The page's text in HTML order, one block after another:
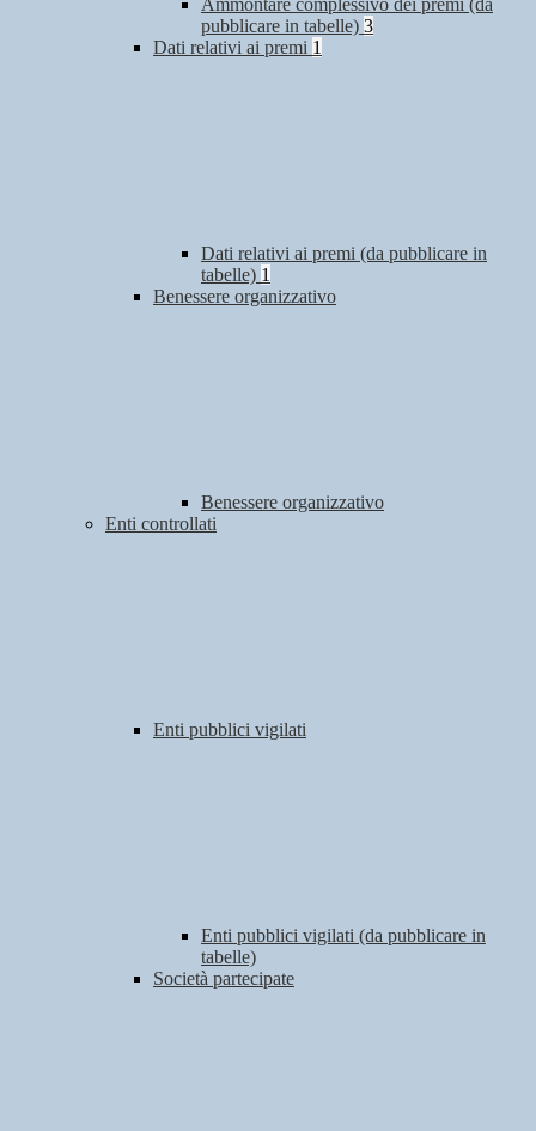
Ammontare complessivo dei premi (da
pubblicare in tabelle) 3
Dati relativi ai premi 1
Dati relativi ai premi (da pubblicare in
tabelle) 1
Benessere organizzativo
Benessere organizzativo
Enti controllati
Enti pubblici vigilati
Enti pubblici vigilati (da pubblicare in
tabelle)
Società partecipate